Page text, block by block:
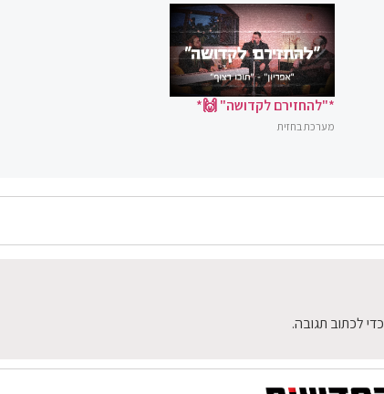
*"להחזירם לקדושה" 🙌*
מערכת בחזית
כדי לכתוב תגובה.